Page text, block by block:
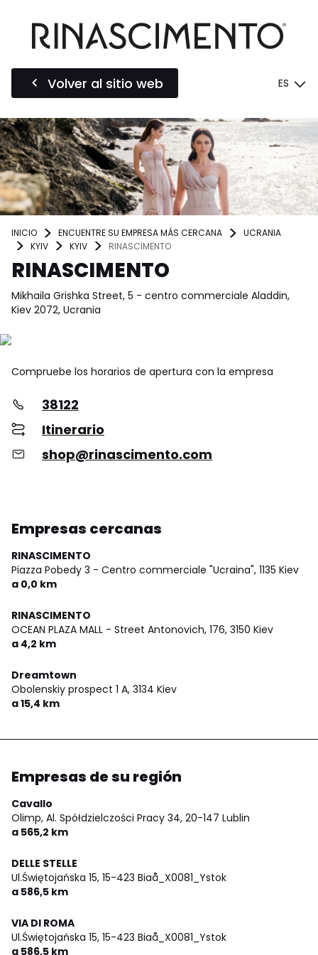
Volver al sitio web ES
INICIO ENCUENTRE SU EMPRESA MÁS CERCANA
UCRANIA
KYIV
KYIV RINASCIMENTO
RINASCIMENTO
Mikhaila Grishka Street, 5 - centro commerciale Aladdin,
Kiev 2072, Ucrania
Compruebe los horarios de apertura con la empresa
38122
Itinerario
shop@rinascimento.com
Empresas cercanas
RINASCIMENTO
Piazza Pobedy 3 - Centro commerciale "Ucraina", 1135 Kiev
a 0,0 km
RINASCIMENTO
OCEAN PLAZA MALL - Street Antonovich, 176, 3150 Kiev
a 4,2 km
Dreamtown
Obolenskiy prospect 1 A, 3134 Kiev
a 15,4 km
Empresas de su región
Cavallo
Olimp, Al. Spółdzielczości Pracy 34, 20-147 Lublin
a 565,2 km
DELLE STELLE
Ul.Świętojańska 15, 15-423 Biaå_X0081_Ystok
a 586,5 km
VIA DI ROMA
Ul.Świętojańska 15, 15-423 Biaå_X0081_Ystok
a 586,5 km